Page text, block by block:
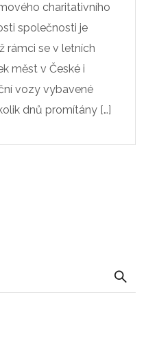
charitativního
společnosti je
rámci se v letních
měst v České i
vozy vybavené
dnů promítány […]